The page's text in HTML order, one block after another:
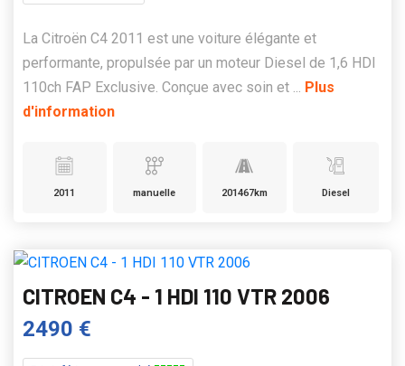
La Citroën C4 2011 est une voiture élégante et
performante, propulsée par un moteur Diesel de 1,6 HDI
110ch FAP Exclusive. Conçue avec soin et ... Plus
d'information
2011 manuelle 201467km Diesel
CITROEN C4 - 1 HDI 110 VTR 2006
2490 €